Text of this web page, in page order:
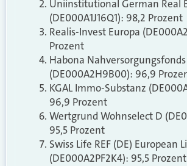
Uniinstitutional German Real
(DE000A1J16Q1): 98,2 Prozent
Realis-Invest Europa
Prozent
Habona
(DE000A2H9B00): 96,9
KGAL Immo-Substanz
96,9 Prozent
Wertgrund Wohnselect D
95,5 Prozent
Swiss Life REF (DE) European
(DE000A2PF2K4): 95,5 Prozent